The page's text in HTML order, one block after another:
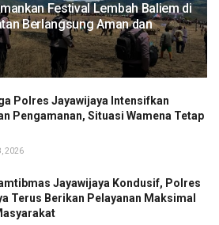
Festival Lembah Baliem di
Berlangsung Aman dan
Polres Jayawijaya Intensifkan
Pengamanan, Situasi Wamena Tetap
2026
Jayawijaya Kondusif, Polres
Terus Berikan Pelayanan Maksimal